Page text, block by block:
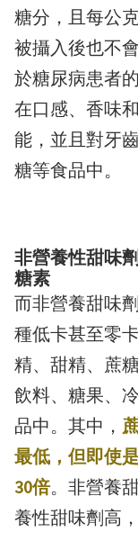
糖分，且每公
被攝入後也不
於糖尿病患者
在口感、香味
能，並且對牙
糖等食品中。
非營養性甜味
糖素
而非營養甜味
種低卡甚至零
精、甜精、蔗
飲料、糖果、
品中。其中，
最低，但即使
30倍。非營養
養性甜味劑高